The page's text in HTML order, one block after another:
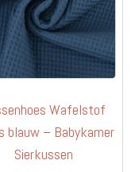
Wafelstof
blauw – Babykamer
Sierkussen